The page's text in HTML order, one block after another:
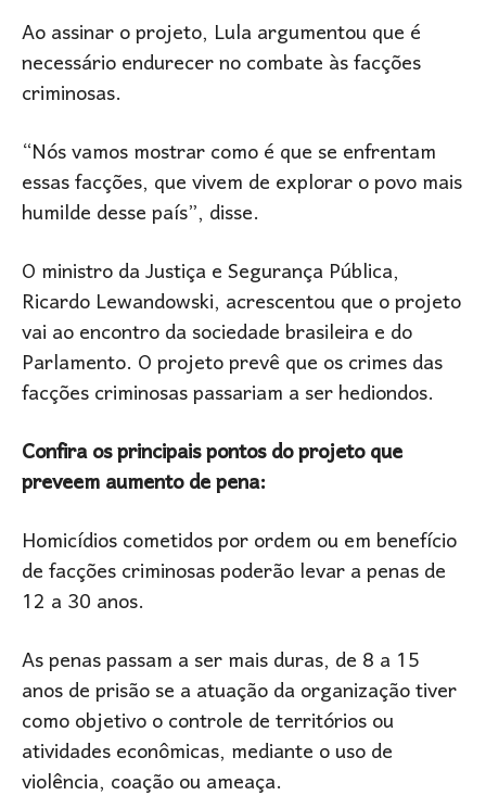
Ao assinar o projeto, Lula argumentou que é
necessário endurecer no combate às facções
criminosas.
“Nós vamos mostrar como é que se enfrentam
essas facções, que vivem de explorar o povo mais
humilde desse país”, disse.
O ministro da Justiça e Segurança Pública,
Ricardo Lewandowski, acrescentou que o projeto
vai ao encontro da sociedade brasileira e do
Parlamento. O projeto prevê que os crimes das
facções criminosas passariam a ser hediondos.
Confira os principais pontos do projeto que
preveem aumento de pena:
Homicídios cometidos por ordem ou em benefício
de facções criminosas poderão levar a penas de
12 a 30 anos.
As penas passam a ser mais duras, de 8 a 15
anos de prisão se a atuação da organização tiver
como objetivo o controle de territórios ou
atividades econômicas, mediante o uso de
violência, coação ou ameaça.